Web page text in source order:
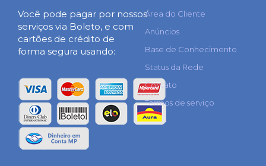
Você pode pagar por nossos
serviços via Boleto, e com
cartões de crédito de
forma segura usando:
Área do Cliente
Anúncios
Base de Conhecimento
Status da Rede
Contato
Termos de serviço